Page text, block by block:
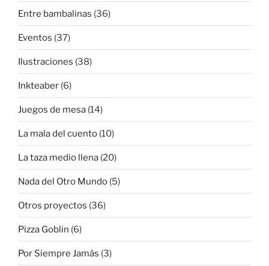
Entre bambalinas (36)
Eventos (37)
Ilustraciones (38)
Inkteaber (6)
Juegos de mesa (14)
La mala del cuento (10)
La taza medio llena (20)
Nada del Otro Mundo (5)
Otros proyectos (36)
Pizza Goblin (6)
Por Siempre Jamás (3)